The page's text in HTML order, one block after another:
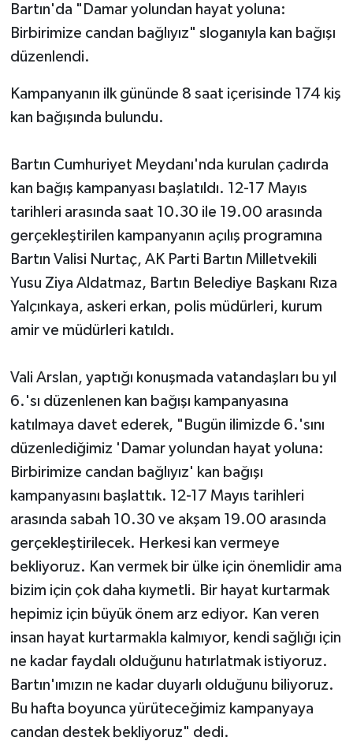
Bartın'da "Damar yolundan hayat yoluna:
Birbirimize candan bağlıyız" sloganıyla kan bağışı
düzenlendi.
Kampanyanın ilk gününde 8 saat içerisinde 174 kiş
kan bağışında bulundu.
Bartın Cumhuriyet Meydanı'nda kurulan çadırda
kan bağış kampanyası başlatıldı. 12-17 Mayıs
tarihleri arasında saat 10.30 ile 19.00 arasında
gerçekleştirilen kampanyanın açılış programına
Bartın Valisi Nurtaç, AK Parti Bartın Milletvekili
Yusu Ziya Aldatmaz, Bartın Belediye Başkanı Rıza
Yalçınkaya, askeri erkan, polis müdürleri, kurum
amir ve müdürleri katıldı.
Vali Arslan, yaptığı konuşmada vatandaşları bu yıl
6.'sı düzenlenen kan bağışı kampanyasına
katılmaya davet ederek, "Bugün ilimizde 6.'sını
düzenlediğimiz 'Damar yolundan hayat yoluna:
Birbirimize candan bağlıyız' kan bağışı
kampanyasını başlattık. 12-17 Mayıs tarihleri
arasında sabah 10.30 ve akşam 19.00 arasında
gerçekleştirilecek. Herkesi kan vermeye
bekliyoruz. Kan vermek bir ülke için önemlidir ama
bizim için çok daha kıymetli. Bir hayat kurtarmak
hepimiz için büyük önem arz ediyor. Kan veren
insan hayat kurtarmakla kalmıyor, kendi sağlığı için
ne kadar faydalı olduğunu hatırlatmak istiyoruz.
Bartın'ımızın ne kadar duyarlı olduğunu biliyoruz.
Bu hafta boyunca yürüteceğimiz kampanyaya
candan destek bekliyoruz" dedi.
Yerel Yönetimler
DÜNYA
YEREL